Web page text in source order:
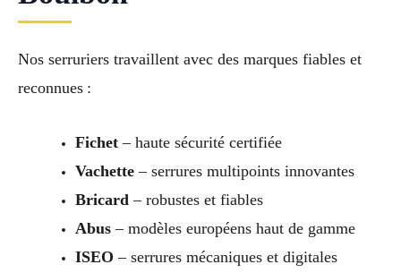
Nos serruriers travaillent avec des marques fiables et
reconnues :
Fichet– haute sécurité certifiée
Vachette– serrures multipoints innovantes
Bricard – robustes et fiables
Abus– modèles européens haut de gamme
ISEO – serrures mécaniques et digitales